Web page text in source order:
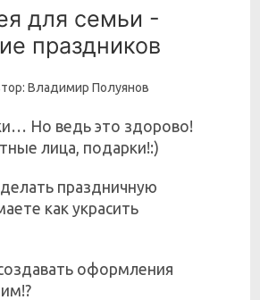
для семьи -
праздников
Владимир Полуянов
Но ведь это здорово!
лица, подарки!:)
праздничную
как украсить
оформления